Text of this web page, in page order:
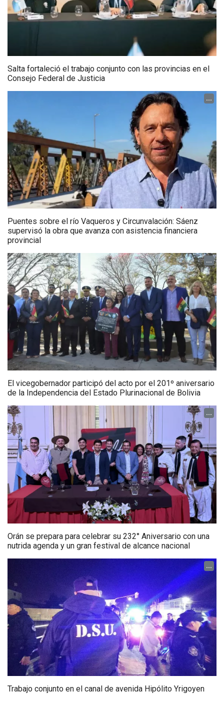
Salta fortaleció el trabajo conjunto con las provincias en el
Consejo Federal de Justicia
...
Puentes sobre el río Vaqueros y Circunvalación: Sáenz
supervisó la obra que avanza con asistencia financiera
provincial
...
El vicegobernador participó del acto por el 201º aniversario
de la Independencia del Estado Plurinacional de Bolivia
...
Orán se prepara para celebrar su 232° Aniversario con una
nutrida agenda y un gran festival de alcance nacional
...
Trabajo conjunto en el canal de avenida Hipólito Yrigoyen